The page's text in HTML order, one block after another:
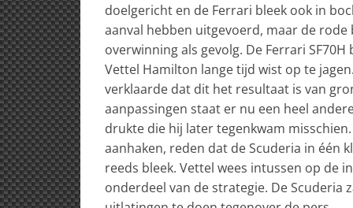
doelgericht en de Ferrari bleek ook in
aanval hebben uitgevoerd, maar de
overwinning als gevolg. De Ferrari
Vettel Hamilton lange tijd wist op te
verklaarde dat dit het resultaat is van
aanpassingen staat er nu een heel
drukte die hij later tegenkwam
aanhaken, reden dat de Scuderia in één
reeds bleek. Vettel wees intussen op de
onderdeel van de strategie. De Scuderia